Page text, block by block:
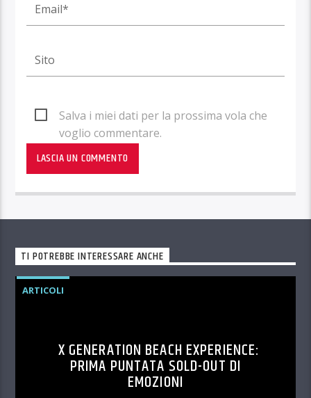
Salva i miei dati per la prossima vola che
voglio commentare.
TI POTREBBE INTERESSARE ANCHE
ARTICOLI
X GENERATION BEACH EXPERIENCE:
PRIMA PUNTATA SOLD-OUT DI
EMOZIONI